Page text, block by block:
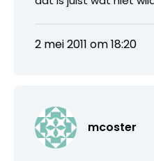
2 mei 2011 om 18:20
mcoster